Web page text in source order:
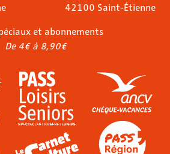
42100 Saint-Étienne
et abonnements
De 4€ à 8,90€